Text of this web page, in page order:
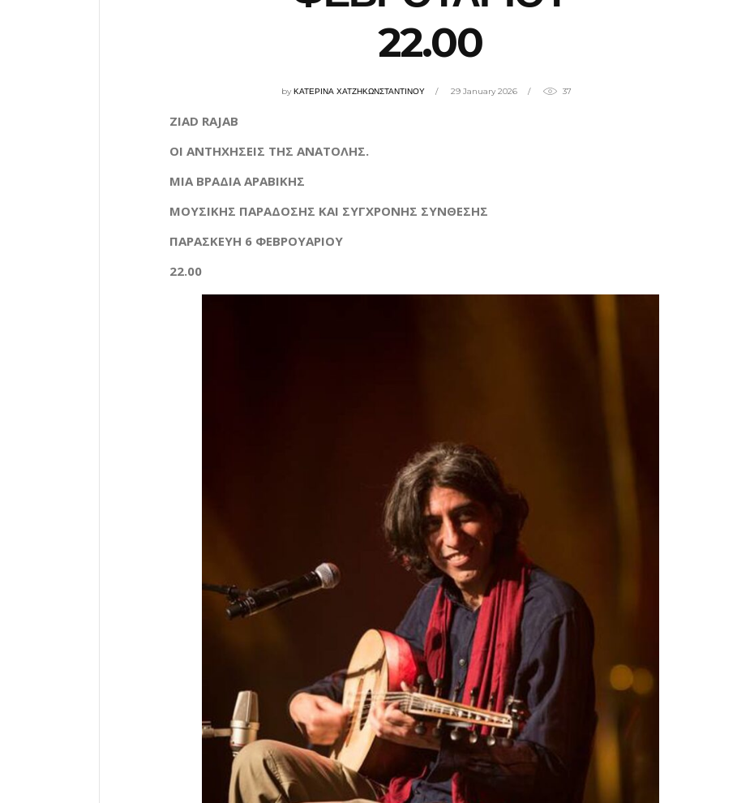
22.00
byΚΑΤΕΡΙΝΑ ΧΑΤΖΗΚΩΝΣΤΑΝΤΙΝΟΥ 29 January 2026 37
ZIAD RAJAB
ΟΙ ΑΝΤΗΧΗΣΕΙΣ ΤΗΣ ΑΝΑΤΟΛΗΣ.
ΜΙΑ ΒΡΑΔΙΑ ΑΡΑΒΙΚΗΣ
ΜΟΥΣΙΚΗΣ ΠΑΡΑΔΟΣΗΣ ΚΑΙ ΣΥΓΧΡΟΝΗΣ ΣΥΝΘΕΣΗΣ
ΠΑΡΑΣΚΕΥΗ 6 ΦΕΒΡΟΥΑΡΙΟΥ
22.00